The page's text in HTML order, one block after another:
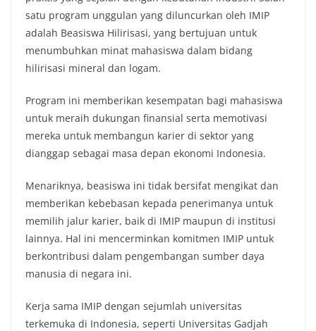
satu program unggulan yang diluncurkan oleh IMIP
adalah Beasiswa Hilirisasi, yang bertujuan untuk
menumbuhkan minat mahasiswa dalam bidang
hilirisasi mineral dan logam.
Program ini memberikan kesempatan bagi mahasiswa
untuk meraih dukungan finansial serta memotivasi
mereka untuk membangun karier di sektor yang
dianggap sebagai masa depan ekonomi Indonesia.
Menariknya, beasiswa ini tidak bersifat mengikat dan
memberikan kebebasan kepada penerimanya untuk
memilih jalur karier, baik di IMIP maupun di institusi
lainnya. Hal ini mencerminkan komitmen IMIP untuk
berkontribusi dalam pengembangan sumber daya
manusia di negara ini.
Kerja sama IMIP dengan sejumlah universitas
terkemuka di Indonesia, seperti Universitas Gadjah